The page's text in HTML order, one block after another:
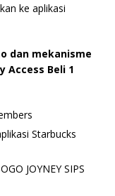
ke aplikasi
dan mekanisme
Access Beli 1
Starbucks
JOYNEY SIPS